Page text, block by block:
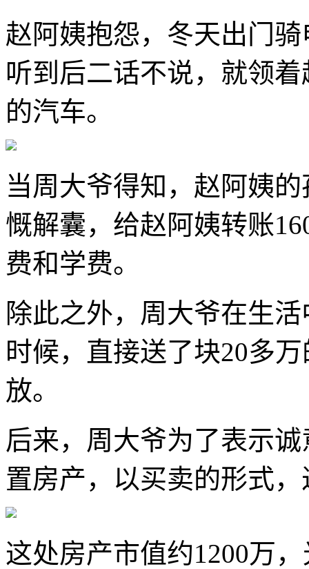
赵阿姨抱怨，冬天出门
听到后二话不说，就领
的汽车。
当周大爷得知，赵阿姨
慨解囊，给赵阿姨转账
费和学费。
除此之外，周大爷在生
时候，直接送了块20多
放。
后来，周大爷为了表示
置房产，以买卖的形式
这处房产市值约1200万